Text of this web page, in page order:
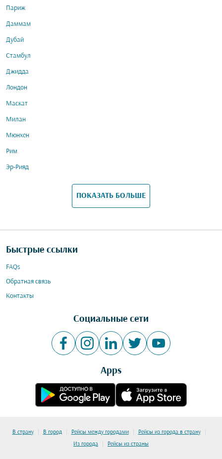
Париж
Даммам
Дубай
Стамбул
Джидда
Лондон
Маскат
Милан
Мюнхен
Рим
Эр-Рияд
ПОКАЗАТЬ БОЛЬШЕ
Быстрые ссылки
FAQs
Обратная связь
Контакты
Социальные сети
Apps
В страну | В город | Рейсы между городами | Рейсы из города в страну |
Из города | Рейсы из страны